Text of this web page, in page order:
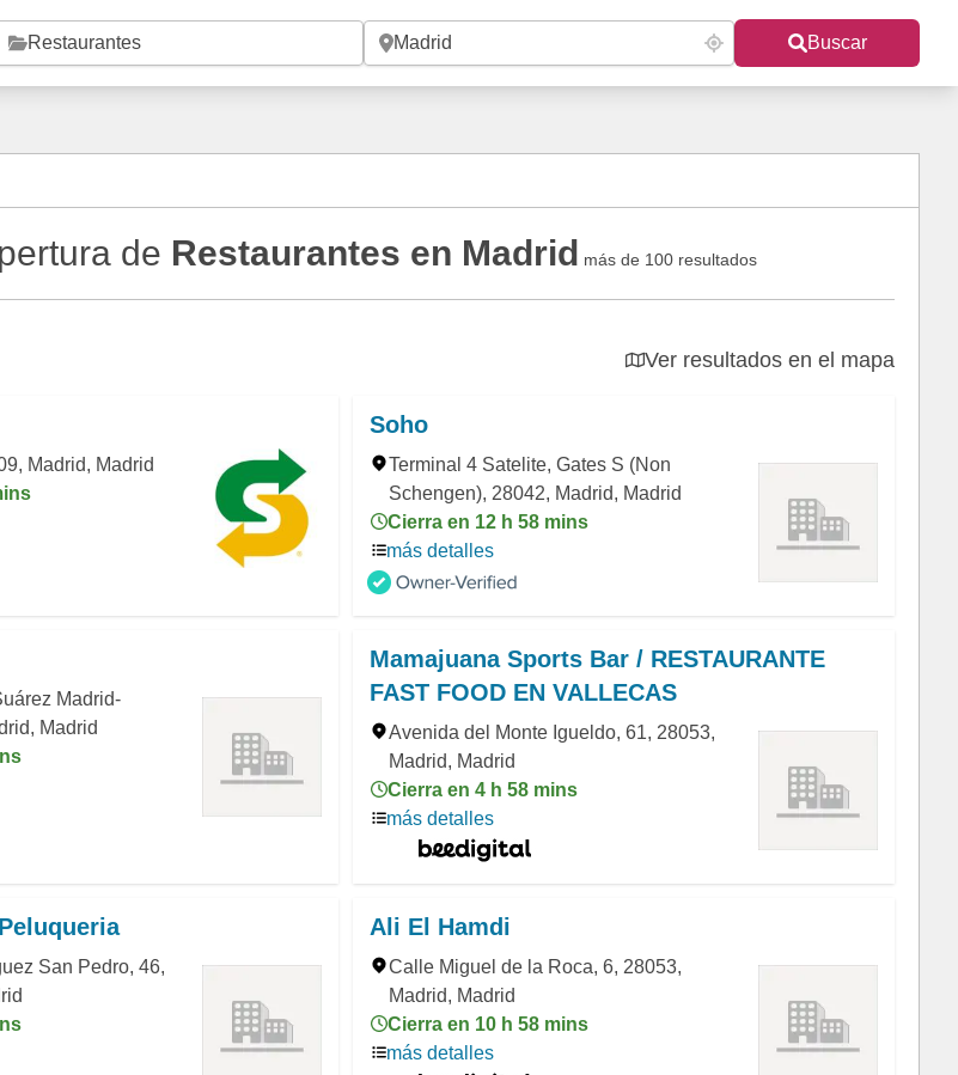
Buscar
de Restaurantes en Madrid más de 100 resultados
Ver resultados en el mapa
Madrid, Madrid
Soho
Terminal 4 Satelite, Gates S (Non
Schengen), 28042, Madrid, Madrid
Cierra en 12 h 58 mins
más detalles
Madrid-
Madrid
Mamajuana Sports Bar / RESTAURANTE
FAST FOOD EN VALLECAS
Avenida del Monte Igueldo, 61, 28053,
Madrid, Madrid
Cierra en 4 h 58 mins
más detalles
San Pedro, 46,
Ali El Hamdi
Calle Miguel de la Roca, 6, 28053,
Madrid, Madrid
Cierra en 10 h 58 mins
más detalles